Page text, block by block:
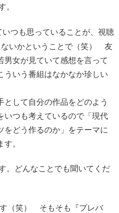
。
つも思っていることが、視聴
ないかということで（笑） 友
男女が見ていて感想を言って
ういう番組はなかなか珍しい
して自分の作品をどのよう
いつも考えているので「現代
をどう作るのか」をテーマに
。
。どんなことでも聞いてくだ
（笑） そもそも『プレバ